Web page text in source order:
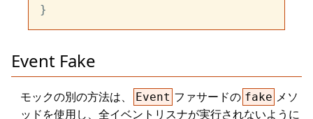
Event Fake
モックの別の方法は、 Event ファサードの fake メソ
ッドを使用し、全イベントリスナが実行されないように